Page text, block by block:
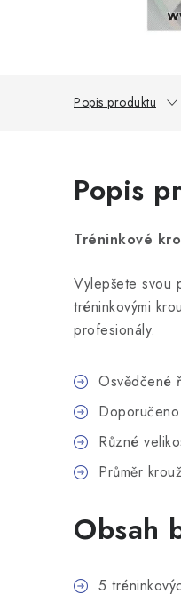
Popis produktu
Popis
Tréninkové
Vylepšete svou
tréninkovými
profesionály.
Osvědčené
Různé
Průměr
Obsah
5